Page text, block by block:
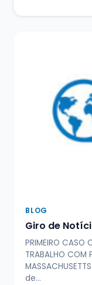
BLOG
Giro de
PRIMEIRO CASO
TRABALHO COM
de…